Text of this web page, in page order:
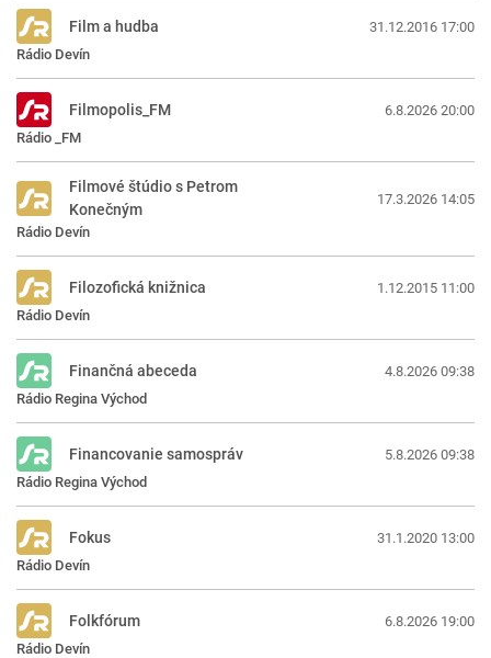
Rádio Devín
Film a hudba 31.12.2016 17:00
Rádio _FM
Filmopolis_FM 6.8.2026 20:00
Rádio Devín
Filmové štúdio s Petrom
Konečným
17.3.2026 14:05
Rádio Devín
Filozofická knižnica 1.12.2015 11:00
Rádio Regina Východ
Finančná abeceda 4.8.2026 09:38
Rádio Regina Východ
Financovanie samospráv 5.8.2026 09:38
Rádio Devín
Fokus 31.1.2020 13:00
Rádio Devín
Folkfórum 6.8.2026 19:00